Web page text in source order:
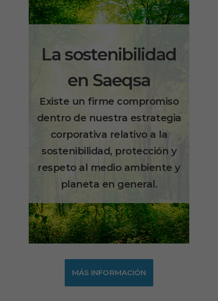
La sostenibilidad
en Saeqsa
Existe un firme compromiso
dentro de nuestra estrategia
corporativa relativo a la
sostenibilidad, protección y
respeto al medio ambiente y
planeta en general.
MÁS INFORMACIÓN